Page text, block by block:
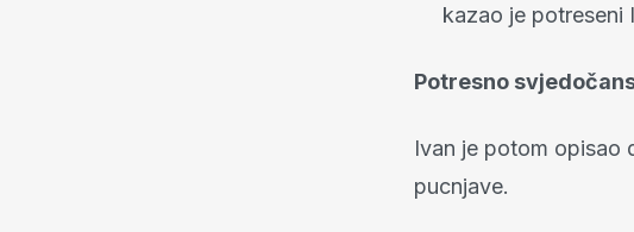
kazao je potreseni
Potresno
Ivan je potom opisao
pucnjave.